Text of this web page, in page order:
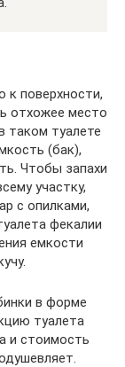
к поверхности,
отхожее место
таком туалете
(бак),
Чтобы запахи
участку,
с опилками,
фекалии
емкости
в форме
туалета
и стоимость